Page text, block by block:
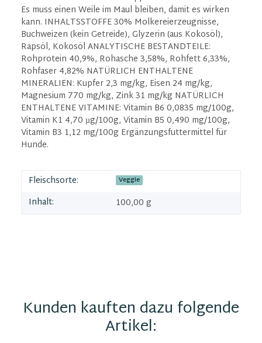
Es muss einen Weile im Maul bleiben, damit es wirken
kann. INHALTSSTOFFE 30% Molkereierzeugnisse,
Buchweizen (kein Getreide), Glyzerin (aus Kokosöl),
Rapsöl, Kokosöl ANALYTISCHE BESTANDTEILE:
Rohprotein 40,9%, Rohasche 3,58%, Rohfett 6,33%,
Rohfaser 4,82% NATÜRLICH ENTHALTENE
MINERALIEN: Kupfer 2,3 mg/kg, Eisen 24 mg/kg,
Magnesium 770 mg/kg, Zink 31 mg/kg NATÜRLICH
ENTHALTENE VITAMINE: Vitamin B6 0,0835 mg/100g,
Vitamin K1 4,70 µg/100g, Vitamin B5 0,490 mg/100g,
Vitamin B3 1,12 mg/100g Ergänzungsfuttermittel für
Hunde.
Fleischsorte: Veggie
Inhalt: 100,00 g
Kunden kauften dazu folgende
Artikel: